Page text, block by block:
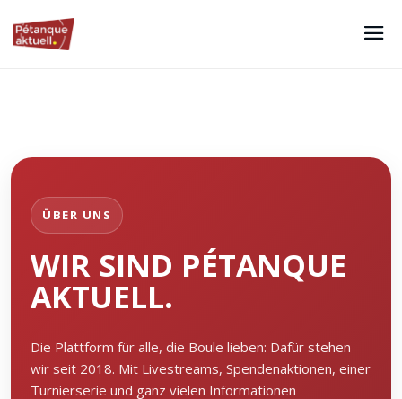
ÜBER UNS
WIR SIND PÉTANQUE
AKTUELL.
Die Plattform für alle, die Boule lieben: Dafür stehen
wir seit 2018. Mit Livestreams, Spendenaktionen, einer
Turnierserie und ganz vielen Informationen